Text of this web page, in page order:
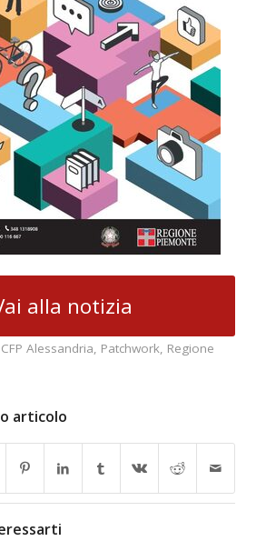
alla notizia
CFP Alessandria, Patchwork, Regione
articolo